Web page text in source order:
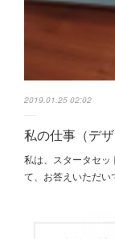
2019.01.25 02:02
私の仕事（デ
私は、スタータセッ
て、お答えいただ